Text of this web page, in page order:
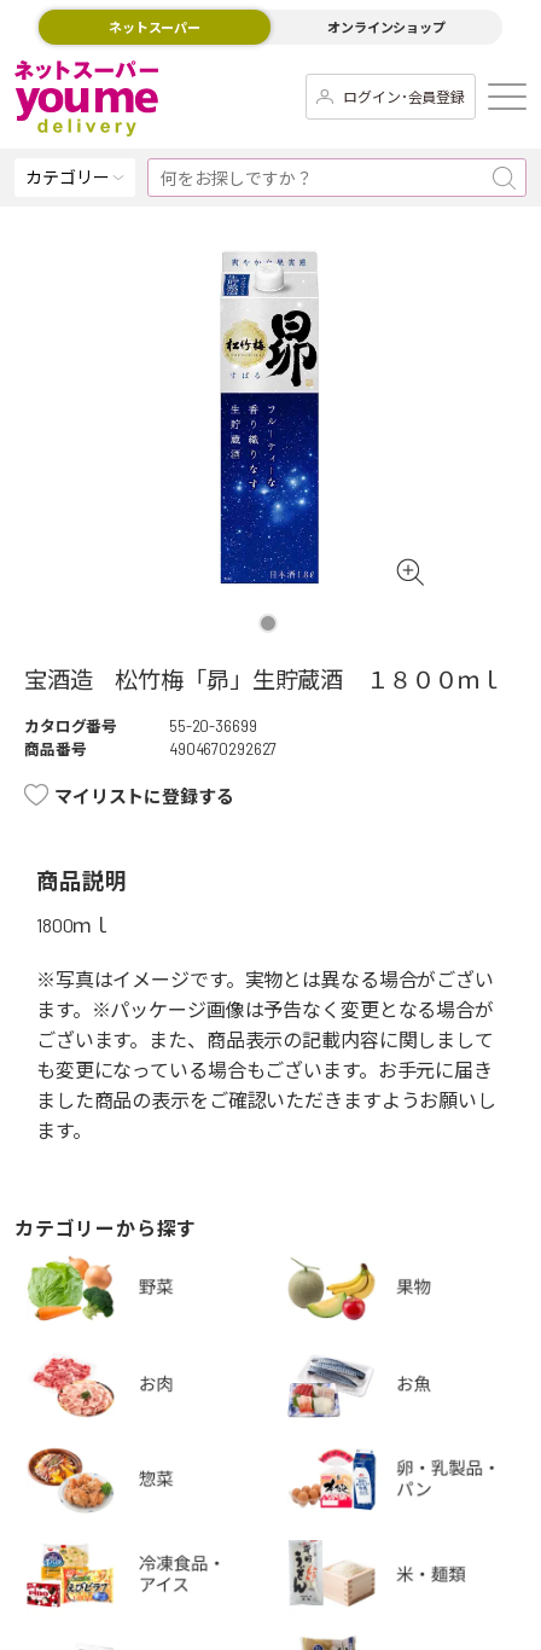
ネットスーパー オンラインショップ
ログイン･会員登録
カテゴリー
宝酒造 松竹梅「昴」生貯蔵酒 １８００ｍｌ
カタログ番号
55-20-36699
商品番号
4904670292627
マイリストに登録する
商品説明
1800ｍｌ
※写真はイメージです。実物とは異なる場合がござい
ます。※パッケージ画像は予告なく変更となる場合が
ございます。また、商品表示の記載内容に関しまして
も変更になっている場合もございます。お手元に届き
ました商品の表示をご確認いただきますようお願いし
ます。
カテゴリーから探す